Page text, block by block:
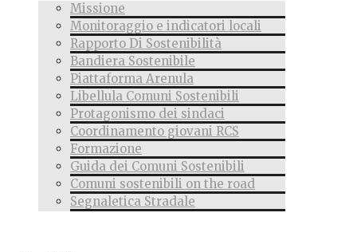
Missione
Monitoraggio e indicatori locali
Rapporto Di Sostenibilità
Bandiera Sostenibile
Piattaforma Arenula
Libellula Comuni Sostenibili
Protagonismo dei sindaci
Coordinamento giovani RCS
Formazione
Guida dei Comuni Sostenibili
Comuni sostenibili on the road
Segnaletica Stradale